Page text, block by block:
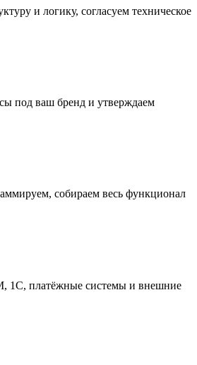
и логику, согласуем техническое
под ваш бренд и утверждаем
собираем весь функционал
1С, платёжные системы и внешние